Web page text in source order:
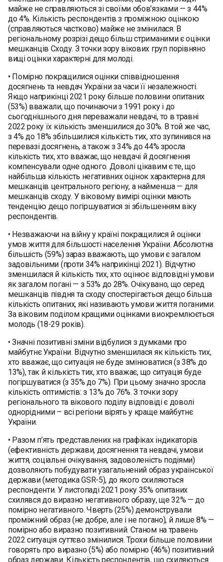
майже не справляються зі своїми обов’язками — з 44%
до 4%. Кількість респондентів з проміжною оцінкою
(справляються частково) майже не змінилася. В
регіональному розрізі дещо більш стриманими є оцінки
мешканців Сходу. З точки зору вікових груп порівняно
вищі оцінки характерні для молоді.
• Помірно покращилися оцінки співвідношення
досягнень та невдач України за часи її незалежності.
Якщо наприкінці 2021 року більше половини опитаних
(53%) вважали, що починаючи з 1991 року і до
сьогоднішнього дня переважали невдачі, то в травні
2022 року їх кількість зменшилися до 30%. В той же час,
з 4% до 18% збільшилися кількість тих, хто зупинився на
перевазі досягнень, а також з 34% до 44% зросла
кількість тих, хто вважає, що невдачі й досягнення
компенсували одне одного. Доволі цікавим є те, що
найбільша кількість негативних оцінок характерна для
мешканців центрального регіону, а найменша — для
мешканців сходу. У віковому вимірі оцінки мають
тенденцію дещо погіршуватися зі збільшенням віку
респондентів.
• Незважаючи на війну у країні покращилися й оцінки
умов життя для більшості населення України. Абсолютна
більшість (59%) зараз вважають, що умови є загалом
задовільними (проти 34% наприкінці 2021). Відчутно
зменшилася й кількість тих, хто оцінює відповідні умови
як загалом погані — з 53% до 28%. Очікувано, що серед
мешканців півдня та сходу спостерігається дещо більша
кількість опитаних, які називають умови життя поганими.
За віковим поділом кращими оцінками виокремлюється
молодь (18-29 років).
• Значні позитивні зміни відбулися з думками про
майбутнє України. Відчутно зменшилася як кількість тих,
хто вважає, що ситуація не буде змінюватися (з 38% до
13%), так й кількість тих, хто вважає, що ситуація буде
погіршуватися (з 35% до 7%). При цьому значно зросла
кількість оптимістів: з 13% до 76%. З точки зору
регіонального та вікового поділу відповіді є доволі
однорідними – всі регіони вірять у краще майбутнє
України.
• Разом п’ять представлених на графіках індикаторів
(ефективність держави, досягнення та невдачі, умови
життя, соціальні очікування, задоволеність подіями)
дозволяють побудувати узагальнений образ української
держави (методика GSR-5), до якого схиляються
респонденти. У листопаді 2021 року 35% опитаних
схилявся до виразно негативного образу, ще 32% — до
помірно негативного. Чверть (25%) демонстрували
проміжний образ (не добре, але і не погано), й лише 8% —
помірно або виразно позитивний. Станом на травень
2022 ситуація суттєво змінилися. Трохи більше половини
говорять про виразно (5%) або помірно (46%) позитивний
образ держави. Кількість респондентів, що схиляються